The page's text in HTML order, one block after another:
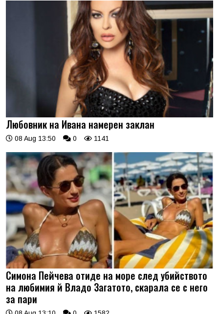
Любовник на Ивана намерен заклан
08 Aug 13:50 0 1141
Симона Пейчева отиде на море след убийството
на любимия й Владо Загатото, скарала се с него
за пари